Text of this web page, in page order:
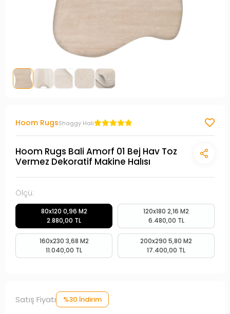
Hoom RugsShaggy Halı
Hoom Rugs Bali Amorf 01 Bej Hav Toz
Vermez Dekoratif Makine Halısı
Ölçü:
80x120 0,96 M2
2.880,00 TL
120x180 2,16 M2
6.480,00 TL
160x230 3,68 M2
11.040,00 TL
200x290 5,80 M2
17.400,00 TL
Satış Fiyatı %30 İndirim